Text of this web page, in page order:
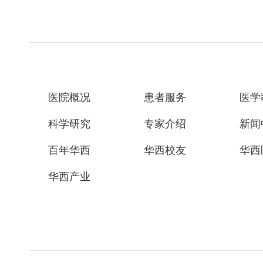
医院概况 患者服务 医
科学研究 专家介绍 新
百年华西 华西校友 华西
华西产业